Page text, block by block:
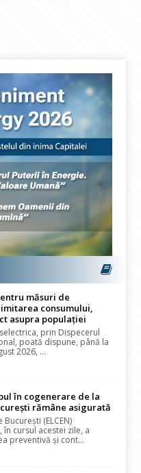
măsuri de
consumului,
asupra populației
prin Dispecerul
poată dispune, până la
2026, ...
în cogenerare de la
rămâne asigurată
(ELCEN)
în cursul acestei zile, a
preventivă și cont...